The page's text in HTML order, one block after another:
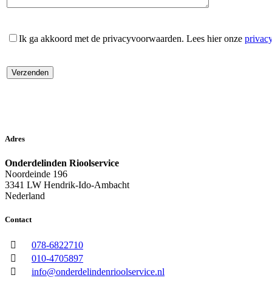
Ik ga akkoord met de privacyvoorwaarden. Lees hier onze
Adres
Onderdelinden Rioolservice
Noordeinde 196
3341 LW Hendrik-Ido-Ambacht
Nederland
Contact
078-6822710
010-4705897
info@onderdelindenrioolservice.nl